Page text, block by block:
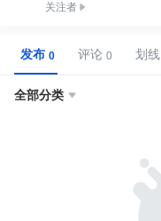
关注者
发布 评论 划线
全部分类 